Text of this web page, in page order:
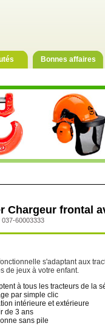
Bonnes affaires
Chargeur frontal
037-60003333
s'adaptant aux
de jeux à votre enfant.
à tous les tracteurs de la
par simple clic
intérieure et extérieure
de 3 ans
sans pile